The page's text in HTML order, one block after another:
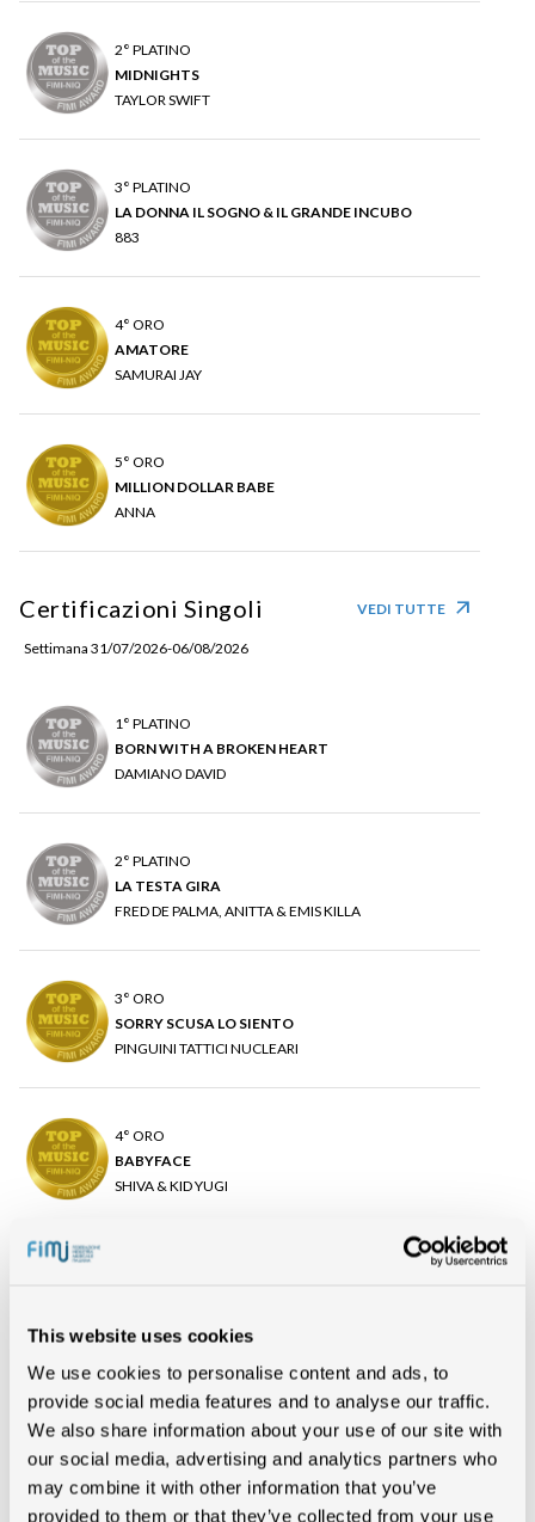
This website uses cookies
We use cookies to personalise content and ads, to
provide social media features and to analyse our traffic.
We also share information about your use of our site with
our social media, advertising and analytics partners who
may combine it with other information that you’ve
provided to them or that they’ve collected from your use
2° PLATINO
MIDNIGHTS
TAYLOR SWIFT
3° PLATINO
LA DONNA IL SOGNO & IL GRANDE INCUBO
883
4° ORO
AMATORE
SAMURAI JAY
5° ORO
MILLION DOLLAR BABE
ANNA
Certificazioni Singoli
Settimana 31/07/2026-06/08/2026
VEDI TUTTE arrow_outward
1° PLATINO
BORN WITH A BROKEN HEART
DAMIANO DAVID
2° PLATINO
LA TESTA GIRA
FRED DE PALMA, ANITTA & EMIS KILLA
3° ORO
SORRY SCUSA LO SIENTO
PINGUINI TATTICI NUCLEARI
4° ORO
BABYFACE
SHIVA & KID YUGI
In evidenza